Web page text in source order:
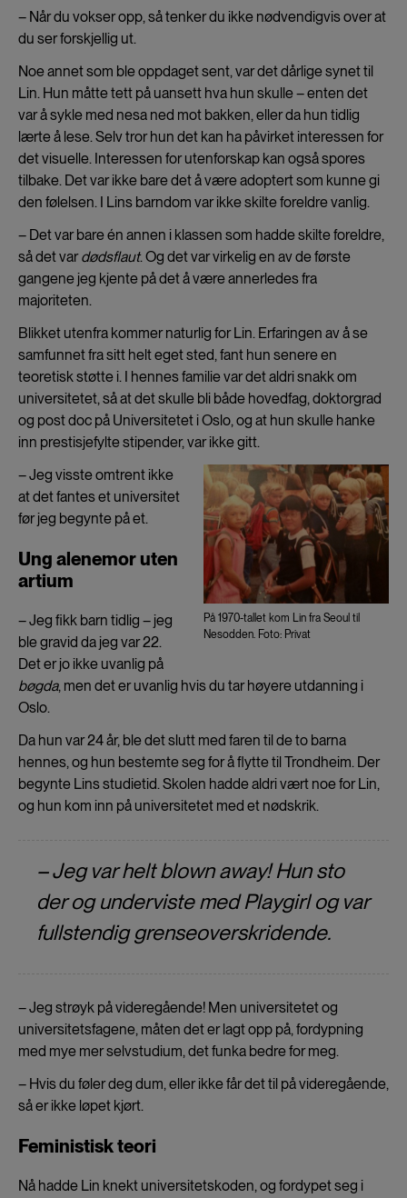
– Når du vokser opp, så tenker du ikke nødvendigvis over at
du ser forskjellig ut.
Noe annet som ble oppdaget sent, var det dårlige synet til
Lin. Hun måtte tett på uansett hva hun skulle – enten det
var å sykle med nesa ned mot bakken, eller da hun tidlig
lærte å lese. Selv tror hun det kan ha påvirket interessen for
det visuelle. Interessen for utenforskap kan også spores
tilbake. Det var ikke bare det å være adoptert som kunne gi
den følelsen. I Lins barndom var ikke skilte foreldre vanlig.
– Det var bare én annen i klassen som hadde skilte foreldre,
så det vardødsflaut. Og det var virkelig en av de første
gangene jeg kjente på det å være annerledes fra
majoriteten.
Blikket utenfra kommer naturlig for Lin. Erfaringen av å se
samfunnet fra sitt helt eget sted, fant hun senere en
teoretisk støtte i. I hennes familie var det aldri snakk om
universitetet, så at det skulle bli både hovedfag, doktorgrad
og post doc på Universitetet i Oslo, og at hun skulle hanke
inn prestisjefylte stipender, var ikke gitt.
På 1970-tallet kom Lin fra Seoul til
Nesodden. Foto: Privat
– Jeg visste omtrent ikke
at det fantes et universitet
før jeg begynte på et.
Ung alenemor uten
artium
– Jeg fikk barn tidlig – jeg
ble gravid da jeg var 22.
Det er jo ikke uvanlig på
bøgda, men det er uvanlig hvis du tar høyere utdanning i
Oslo.
Da hun var 24 år, ble det slutt med faren til de to barna
hennes, og hun bestemte seg for å flytte til Trondheim. Der
begynte Lins studietid. Skolen hadde aldri vært noe for Lin,
og hun kom inn på universitetet med et nødskrik.
– Jeg var heltblown away! Hun sto
der og underviste medPlaygirlog var
fullstendig grenseoverskridende.
– Jeg strøyk på videregående! Men universitetet og
universitetsfagene, måten det er lagt opp på, fordypning
med mye mer selvstudium, det funka bedre for meg.
– Hvis du føler deg dum, eller ikke får det til på videregående,
så er ikke løpet kjørt.
Feministisk teori
Nå hadde Lin knekt universitetskoden, og fordypet seg i